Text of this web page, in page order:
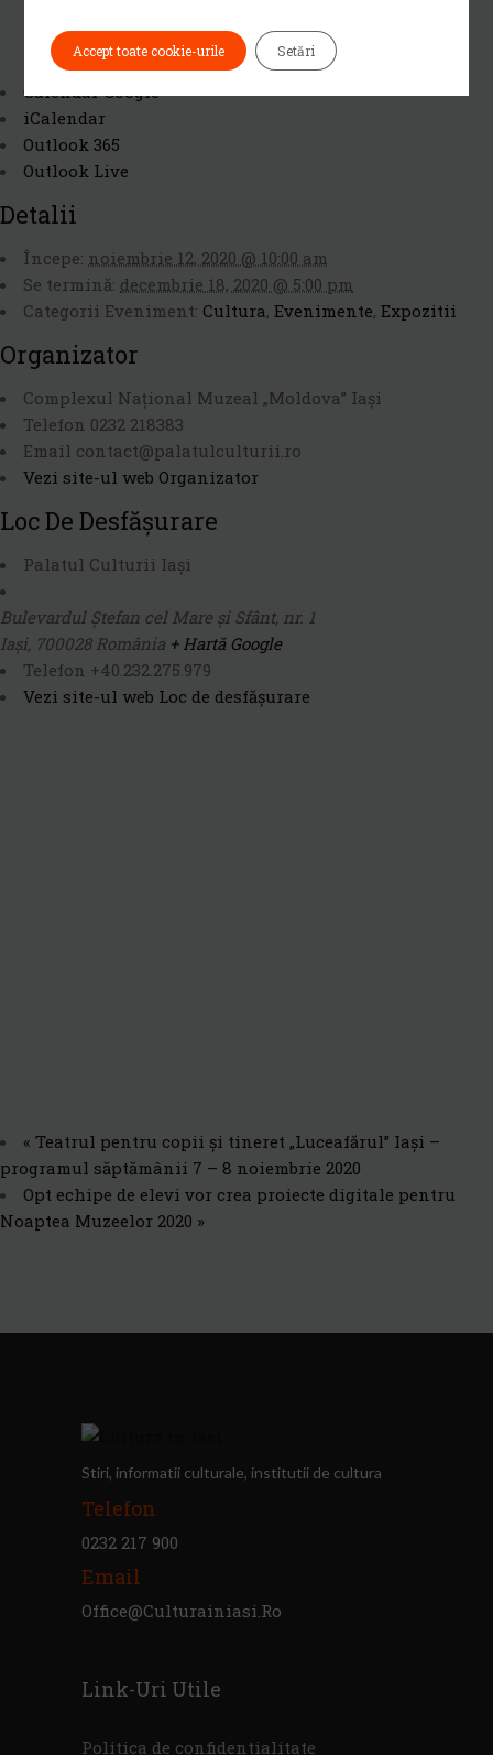
Calendar Google
iCalendar
Outlook 365
Outlook Live
Detalii
Începe: noiembrie 12, 2020 @ 10:00 am
Se termină: decembrie 18, 2020 @ 5:00 pm
Categorii Eveniment: Cultura, Evenimente, Expozitii
Organizator
Complexul Naţional Muzeal „Moldova” Iaşi
Telefon 0232 218383
Email contact@palatulculturii.ro
Vezi site-ul web Organizator
Loc De Desfășurare
Palatul Culturii Iași
Bulevardul Ștefan cel Mare și Sfânt, nr. 1
Iași, 700028 România + Hartă Google
Telefon +40.232.275.979
Vezi site-ul web Loc de desfășurare
« Teatrul pentru copii și tineret „Luceafărul” Iași –
programul săptămânii 7 – 8 noiembrie 2020
Opt echipe de elevi vor crea proiecte digitale pentru
Noaptea Muzeelor 2020 »
Stiri, informatii culturale, institutii de cultura
Telefon
0232 217 900
Email
Office@culturainiasi.ro
Link-Uri Utile
Politica de confidentialitate
Accept toate cookie-urile Setări